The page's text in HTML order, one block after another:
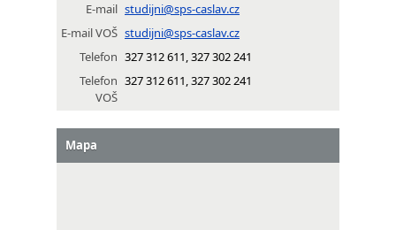
E-mail studijni@sps-caslav.cz
E-mail VOŠ studijni@sps-caslav.cz
Telefon 327 312 611, 327 302 241
Telefon
VOŠ
327 312 611, 327 302 241
Mapa